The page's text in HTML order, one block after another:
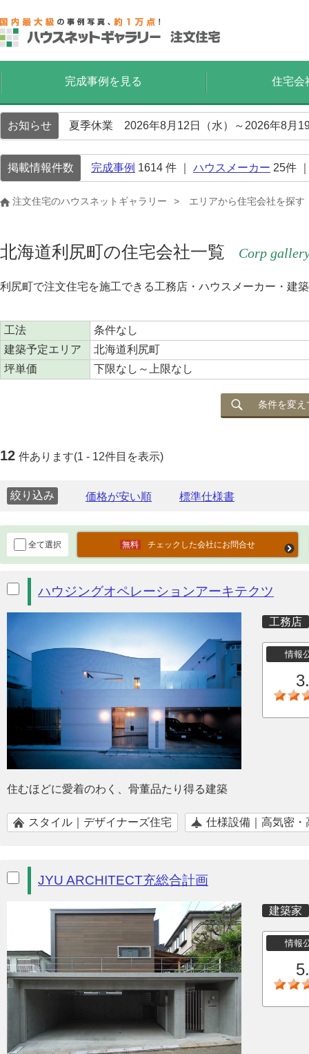
完成事例を見る 住宅会
お知らせ 夏季休業 2026年8月12日（水）～2026年8月
掲載情報件数 完成事例 1614 件 ｜ ハウスメーカー 25件
注文住宅のハウスネットギャラリー エリアから住宅会社を探す
北海道利尻町の住宅会社一覧 Corp
利尻町で注文住宅を施工できる工務店・ハウスメーカー・建
工法
条件なし
建築予定エリア
北海道利尻町
坪単価
下限なし～上限なし
条件を変え
12 件あります(1 - 12件目を表示)
絞り込み
全て選択 チェックした会社にお問合せ
ハウジングオペレーションアーキテクツ
工務店
情報
住むほどに愛着のわく、骨董品たり得る建築
スタイル｜デザイナーズ住宅 仕様設備｜高気密・
JYU ARCHITECT充総合計画
建築家
情報